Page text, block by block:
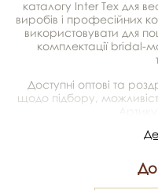
каталогу Inter Tex для
виробів і професійних
використовувати для
комплектації bridal-
Доступні оптові та
щодо підбору,
Мереживо з вишивкою
оптом і в